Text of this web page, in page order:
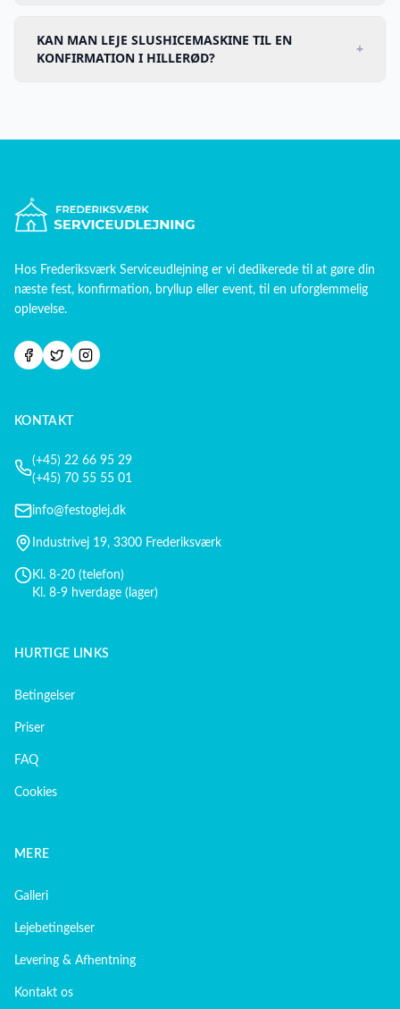
KAN MAN LEJE SLUSHICEMASKINE TIL EN
KONFIRMATION I HILLERØD?
+
Hos Frederiksværk Serviceudlejning er vi dedikerede til at gøre din
næste fest, konfirmation, bryllup eller event, til en uforglemmelig
oplevelse.
KONTAKT
(+45) 22 66 95 29
(+45) 70 55 55 01
info@festoglej.dk
Industrivej 19, 3300 Frederiksværk
Kl. 8-20 (telefon)
Kl. 8-9 hverdage (lager)
HURTIGE LINKS
Betingelser
Priser
FAQ
Cookies
MERE
Galleri
Lejebetingelser
Levering & Afhentning
Kontakt os